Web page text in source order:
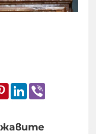
Pinterest
LinkedIn